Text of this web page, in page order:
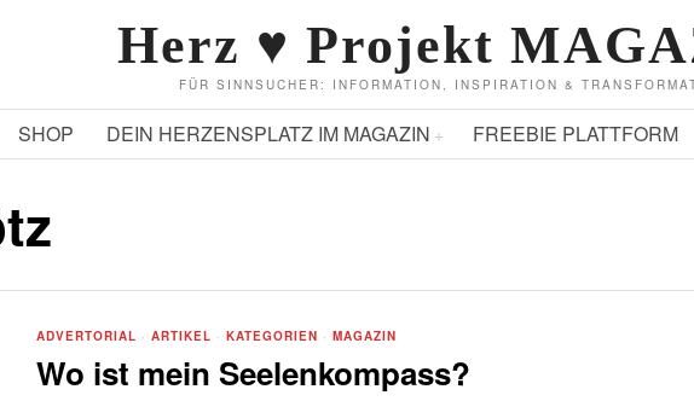
Herz ♥ Projekt
FÜR SINNSUCHER: INFORMATION, INSPIRATION &
SHOP DEIN HERZENSPLATZ IM MAGAZIN FREEBIE PLATTFORM
ADVERTORIAL · ARTIKEL · KATEGORIEN · MAGAZIN
Wo ist mein Seelenkompass?